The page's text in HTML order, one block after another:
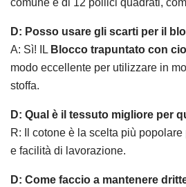
comune è di 12 pollici quadrati,
D: Posso usare gli scarti per il
A: Sì! IL Blocco trapuntato con
modo eccellente per utilizzare in
stoffa.
D: Qual è il tessuto migliore per
R: Il cotone è la scelta più
e facilità di lavorazione.
D: Come faccio a mantenere